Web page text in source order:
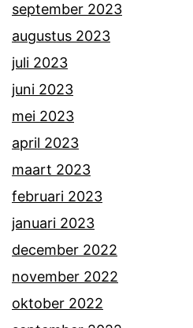
september 2023
augustus 2023
juli 2023
juni 2023
mei 2023
april 2023
maart 2023
februari 2023
januari 2023
december 2022
november 2022
oktober 2022